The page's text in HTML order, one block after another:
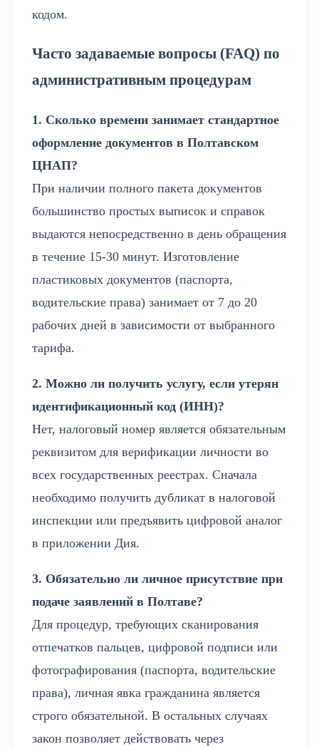
кодом.
Часто задаваемые вопросы (FAQ) по
административным процедурам
1. Сколько времени занимает стандартное
оформление документов в Полтавском
ЦНАП?
При наличии полного пакета документов
большинство простых выписок и справок
выдаются непосредственно в день обращения
в течение 15-30 минут. Изготовление
пластиковых документов (паспорта,
водительские права) занимает от 7 до 20
рабочих дней в зависимости от выбранного
тарифа.
2. Можно ли получить услугу, если утерян
идентификационный код (ИНН)?
Нет, налоговый номер является обязательным
реквизитом для верификации личности во
всех государственных реестрах. Сначала
необходимо получить дубликат в налоговой
инспекции или предъявить цифровой аналог
в приложении Дия.
3. Обязательно ли личное присутствие при
подаче заявлений в Полтаве?
Для процедур, требующих сканирования
отпечатков пальцев, цифровой подписи или
фотографирования (паспорта, водительские
права), личная явка гражданина является
строго обязательной. В остальных случаях
закон позволяет действовать через